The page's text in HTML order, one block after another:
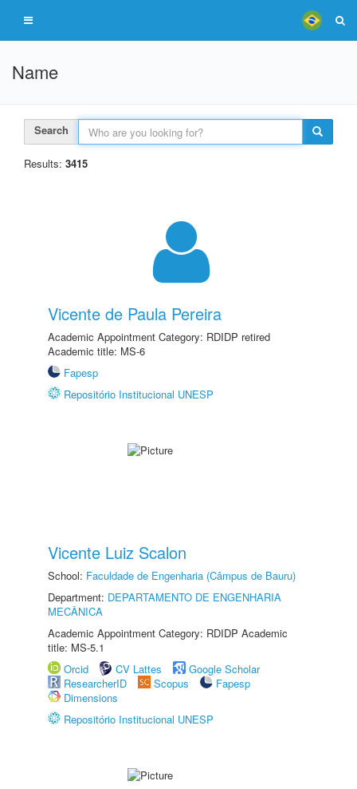
Name
Search
Results: 3415
Vicente de Paula Pereira
Academic Appointment Category: RDIDP retired
Academic title: MS-6
Fapesp
Repositório Institucional UNESP
Vicente Luiz Scalon
School: Faculdade de Engenharia (Câmpus de Bauru)
Department: DEPARTAMENTO DE ENGENHARIA
MECÂNICA
Academic Appointment Category: RDIDP Academic
title: MS-5.1
Orcid
CV Lattes
Google Scholar
ResearcherID
Scopus
Fapesp
Dimensions
Repositório Institucional UNESP